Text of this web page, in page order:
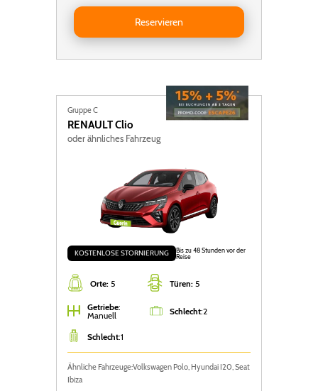
Reservieren
Reservieren Nissan Primastar
Gruppe C
RENAULTClio
oder ähnliches Fahrzeug
Orte: 5 Türen: 5
KOSTENLOSE STORNIERUNG
Bis zu 48 Stunden vor der
Reise
Getriebe:
Manuell
Schlecht:2
Schlecht:1
Ähnliche Fahrzeuge:Volkswagen Polo, Hyundai I20, Seat
Ibiza